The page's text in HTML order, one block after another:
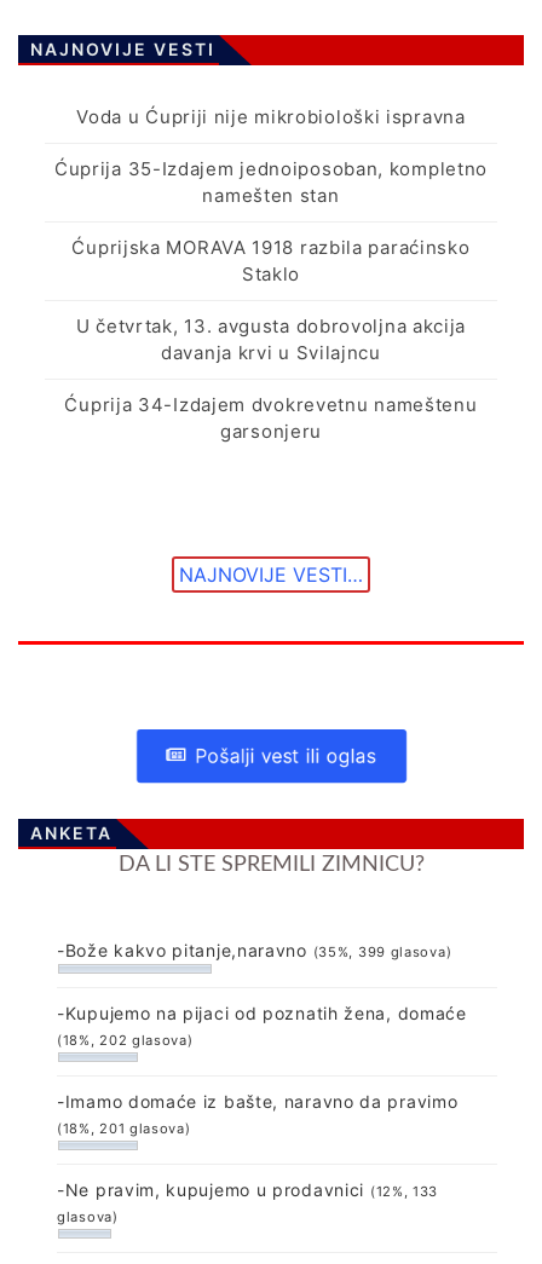
NAJNOVIJE VESTI
Voda u Ćupriji nije mikrobiološki ispravna
Ćuprija 35-Izdajem jednoiposoban, kompletno
namešten stan
Ćuprijska MORAVA 1918 razbila paraćinsko
Staklo
U četvrtak, 13. avgusta dobrovoljna akcija
davanja krvi u Svilajncu
Ćuprija 34-Izdajem dvokrevetnu nameštenu
garsonjeru
NAJNOVIJE VESTI…
Pošalji vest ili oglas
ANKETA
DA LI STE SPREMILI ZIMNICU?
-Bože kakvo pitanje,naravno (35%, 399 glasova)
-Kupujemo na pijaci od poznatih žena, domaće
(18%, 202 glasova)
-Imamo domaće iz bašte, naravno da pravimo
(18%, 201 glasova)
-Ne pravim, kupujemo u prodavnici (12%, 133
glasova)